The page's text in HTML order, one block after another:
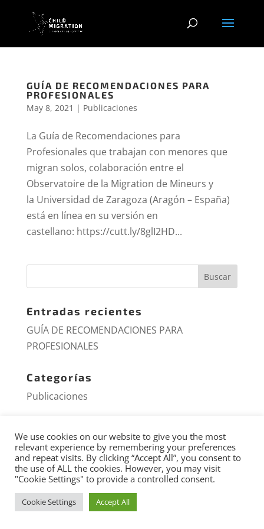
GUÍA DE RECOMENDACIONES PARA
PROFESIONALES
May 8, 2021 | Publicaciones
La Guía de Recomendaciones para
Profesionales que trabajan con menores que
migran solos, colaboración entre el
Observatoire de la Migration de Mineurs y
la Universidad de Zaragoza (Aragón – España)
está en línea en su versión en
castellano: https://cutt.ly/8glI2HD...
Entradas recientes
GUÍA DE RECOMENDACIONES PARA
PROFESIONALES
Categorías
Publicaciones
Diseño y desarrollo web:
mengranaestudio.com | Aviso legal | Política
de cookies | Privacidad
We use cookies on our website to give you the most
relevant experience by remembering your preferences
and repeat visits. By clicking “Accept All”, you consent to
the use of ALL the cookies. However, you may visit
"Cookie Settings" to provide a controlled consent.
Cookie Settings Accept All